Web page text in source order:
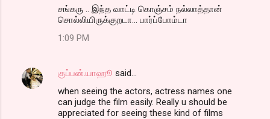
சங்கரு .. இந்த வாட்டி கொஞ்சம் நல்லாத்தான்
சொல்லியிருக்குறடா... பார்ப்போம்டா
1:09 PM
குப்பன்.யாஹூ said…
when seeing the actors, actress names one
can judge the film easily. Really u should be
appreciated for seeing these kind of films